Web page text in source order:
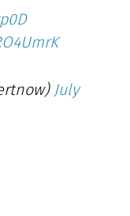
July